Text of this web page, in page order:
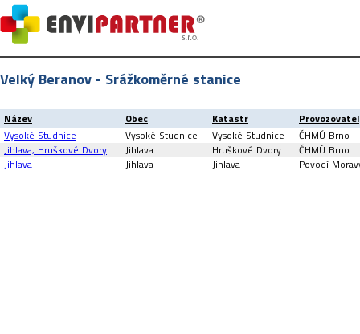
Velký Beranov - Srážkoměrné stanice
Název Obec Katastr
Provozovatel
Vysoké Studnice
Vysoké Studnice Vysoké Studnice
ČHMÚ Brno
Jihlava, Hruškové Dvory
Jihlava Hruškové Dvory
ČHMÚ Brno
Jihlava
Jihlava Jihlava Povodí